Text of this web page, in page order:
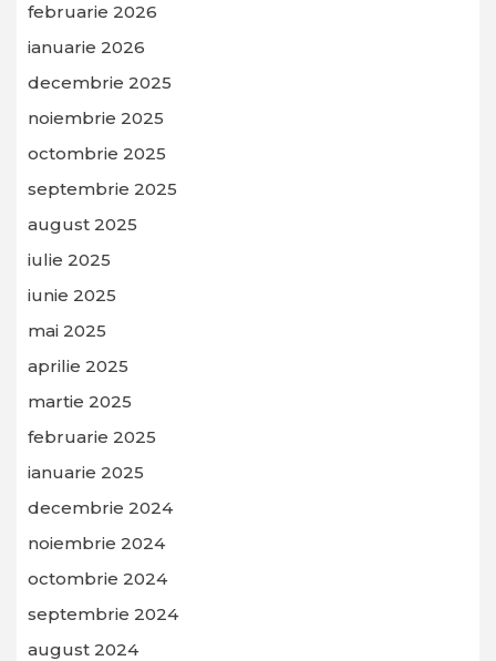
februarie 2026
ianuarie 2026
decembrie 2025
noiembrie 2025
octombrie 2025
septembrie 2025
august 2025
iulie 2025
iunie 2025
mai 2025
aprilie 2025
martie 2025
februarie 2025
ianuarie 2025
decembrie 2024
noiembrie 2024
octombrie 2024
septembrie 2024
august 2024